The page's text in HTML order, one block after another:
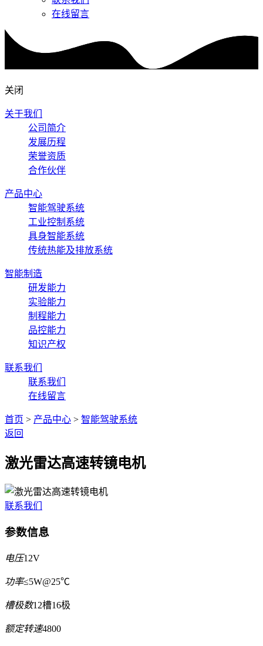
在线留言
关闭
关于我们
公司简介
发展历程
荣誉资质
合作伙伴
产品中心
智能驾驶系统
工业控制系统
具身智能系统
传统热能及排放系统
智能制造
研发能力
实验能力
制程能力
品控能力
知识产权
联系我们
联系我们
在线留言
首页 > 产品中心 > 智能驾驶系统
返回
激光雷达高速转镜电机
联系我们
参数信息
电压12V
功率≤5W@25℃
槽极数12槽16极
额定转速4800